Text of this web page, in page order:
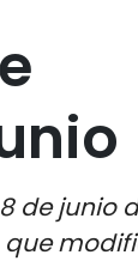
de junio
que